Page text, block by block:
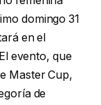
domingo 31
en el
evento, que
Master Cup,
de